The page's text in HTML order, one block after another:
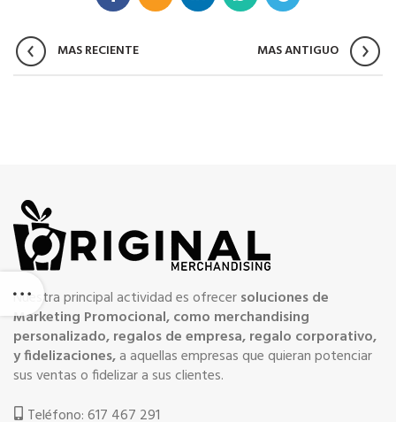
MAS RECIENTE MAS ANTIGUO
Nuestra principal actividad es ofrecersoluciones de
Marketing Promocional, como merchandising
personalizado, regalos de empresa, regalo corporativo,
y fidelizaciones,a aquellas empresas que quieran potenciar
sus ventas o fidelizar a sus clientes.
Teléfono: 617 467 291